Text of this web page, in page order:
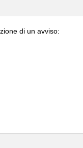
di un avviso: